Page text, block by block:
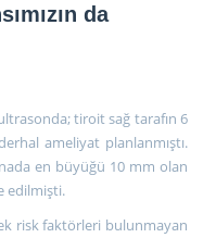
da
tiroit sağ tarafın 6
ameliyat planlanmıştı.
en büyüğü 10 mm olan
edilmişti.
risk faktörleri bulunmayan